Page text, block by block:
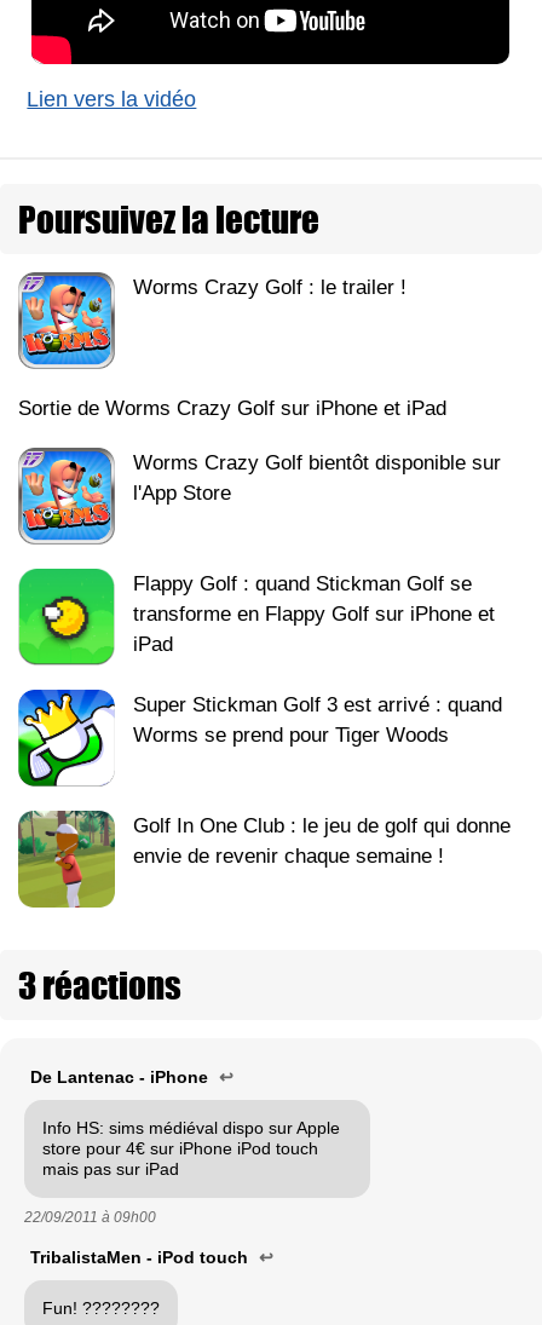
Lien vers la vidéo
Poursuivez la lecture
Worms Crazy Golf : le trailer !
Sortie de Worms Crazy Golf sur iPhone et iPad
Worms Crazy Golf bientôt disponible sur
l'App Store
Flappy Golf : quand Stickman Golf se
transforme en Flappy Golf sur iPhone et
iPad
Super Stickman Golf 3 est arrivé : quand
Worms se prend pour Tiger Woods
Golf In One Club : le jeu de golf qui donne
envie de revenir chaque semaine !
3 réactions
De Lantenac - iPhone ↩
Info HS: sims médiéval dispo sur Apple
store pour 4€ sur iPhone iPod touch
mais pas sur iPad
22/09/2011 à 09h00
TribalistaMen - iPod touch ↩
Fun! ????????